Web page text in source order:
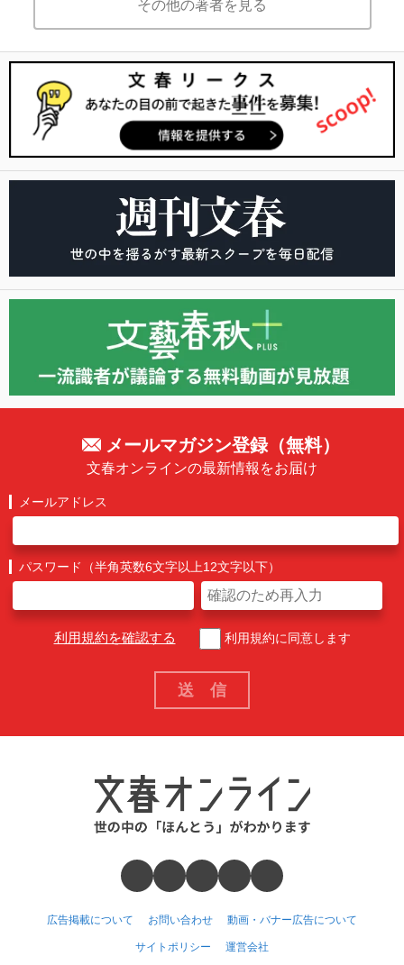
その他の著者を見る
メールマガジン登録（無料）
文春オンラインの最新情報をお届け
メールアドレス
パスワード（半角英数6文字以上12文字以下）
利用規約を確認する 利用規約に同意します
広告掲載について お問い合わせ 動画・バナー広告について
サイトポリシー 運営会社